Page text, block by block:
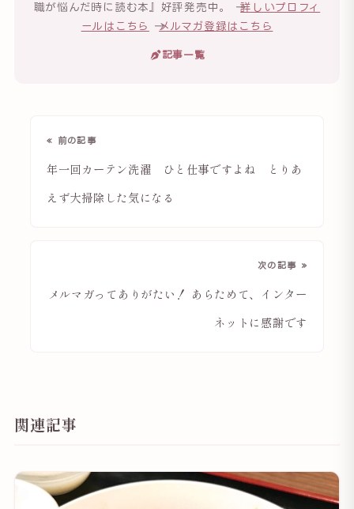
職が悩んだ時に読む本』好評発売中。 →詳しいプロフィ
ールはこちら
→メルマガ登録はこちら
記事一覧
« 前の記事
年一回カーテン洗濯 ひと仕事ですよね とりあ
えず大掃除した気になる
次の記事 »
メルマガってありがたい！ あらためて、インター
ネットに感謝です
関連記事